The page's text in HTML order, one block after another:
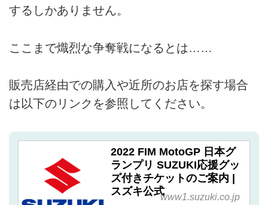
するしかありません。
ここまで熾烈な争奪戦になるとは……
販売店経由での購入や近所のお店を探す場合
は以下のリンクを参照してください。
2022 FIM MotoGP 日本グ
ランプリ SUZUKI応援グッ
ズ付きチケットのご案内 |
スズキ公式www1.suzuki.co.jp